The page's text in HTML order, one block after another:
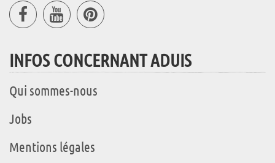
INFOS CONCERNANT ADUIS
Qui sommes-nous
Jobs
Mentions légales